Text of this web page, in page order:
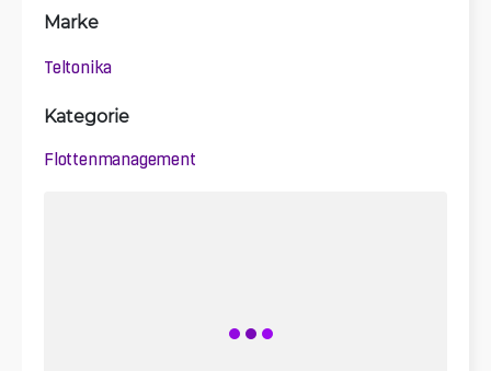
Marke
Teltonika
Kategorie
Flottenmanagement